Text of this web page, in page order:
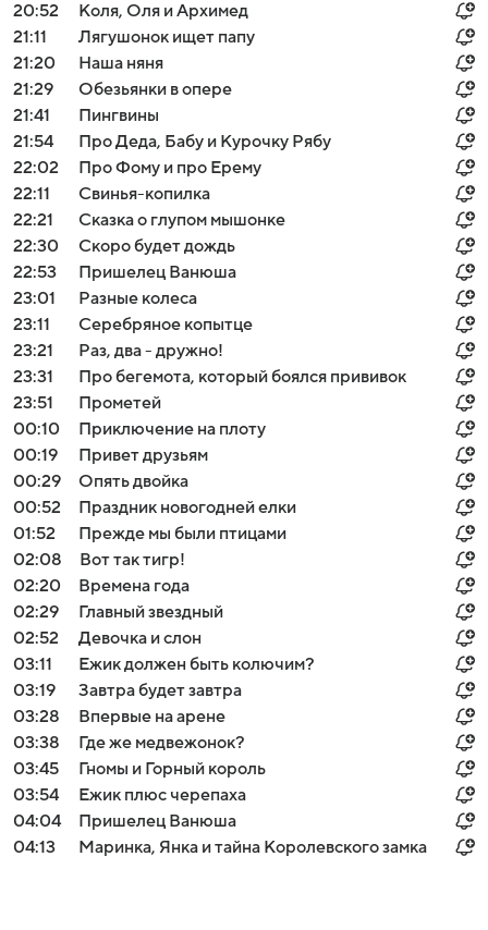
20:52
Коля, Оля и Архимед
21:11
Лягушонок ищет папу
21:20
Наша няня
21:29
Обезьянки в опере
21:41
Пингвины
21:54
Про Деда, Бабу и Курочку Рябу
22:02
Про Фому и про Ерему
22:11
Свинья-копилка
22:21
Сказка о глупом мышонке
22:30
Скоро будет дождь
22:53
Пришелец Ванюша
23:01
Разные колеса
23:11
Серебряное копытце
23:21
Раз, два - дружно!
23:31
Про бегемота, который боялся прививок
23:51
Прометей
00:10
Приключение на плоту
00:19
Привет друзьям
00:29
Опять двойка
00:52
Праздник новогодней елки
01:52
Прежде мы были птицами
02:08
Вот так тигр!
02:20
Времена года
02:29
Главный звездный
02:52
Девочка и слон
03:11
Ежик должен быть колючим?
03:19
Завтра будет завтра
03:28
Впервые на арене
03:38
Где же медвежонок?
03:45
Гномы и Горный король
03:54
Ежик плюс черепаха
04:04
Пришелец Ванюша
04:13
Маринка, Янка и тайна Королевского замка